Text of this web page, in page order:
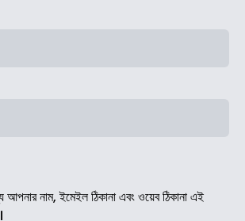
আপনার নাম, ইমেইল ঠিকানা এবং ওয়েব ঠিকানা এই